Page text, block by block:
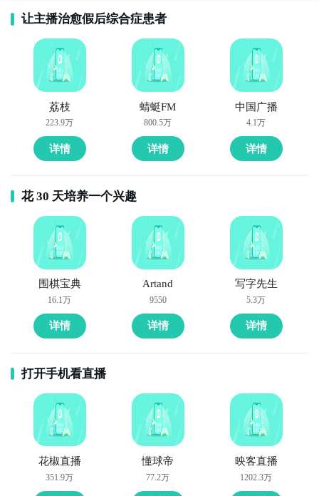
让主播治愈假后综合症患者
荔枝
223.9万
详情
蜻蜓FM
800.5万
详情
中国广播
4.1万
详情
花 30 天培养一个兴趣
围棋宝典
16.1万
详情
Artand
9550
详情
写字先生
5.3万
详情
打开手机看直播
花椒直播
351.9万
懂球帝
77.2万
映客直播
1202.3万